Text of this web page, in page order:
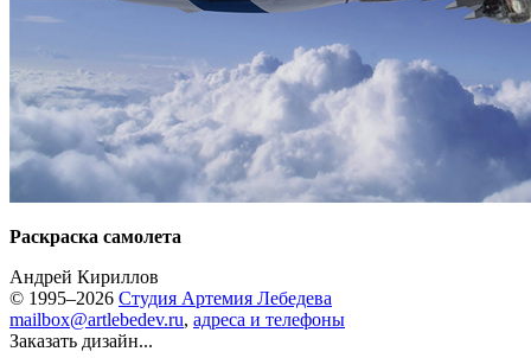
Раскраска самолета
Андрей Кириллов
© 1995–2026 Студия Артемия Лебедева
mailbox@artlebedev.ru, адреса и телефоны
Заказать дизайн...